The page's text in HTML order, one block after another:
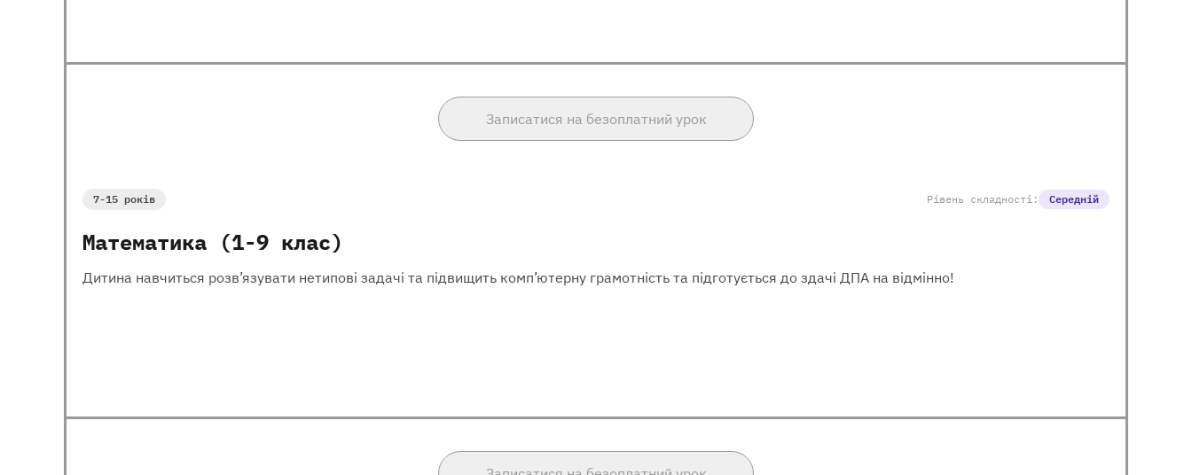
Записатися на безоплатний урок
7-15 років Рівень складності: Середній
Математика (1-9 клас)
Дитина навчиться розв’язувати нетипові задачі та підвищить комп’ютерну грамотність та підготується до здачі ДПА на відмінно!